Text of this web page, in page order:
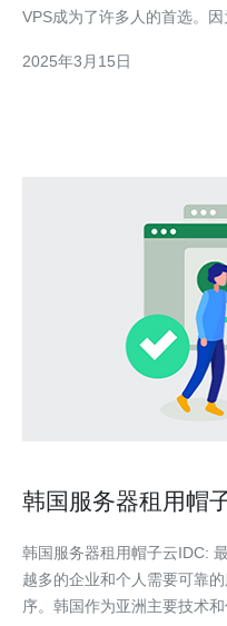
VPS成为了许多人的首选。
韩国VPS也是备受推崇的选择。 首先，韩国的网络基础设施
2025年3月15日
韩国服务器租用帽
韩国服务器租用帽子云IDC: 最佳选择！ 在当今数
越多的企业和个人需要可靠
序。韩国作为亚洲主要技术